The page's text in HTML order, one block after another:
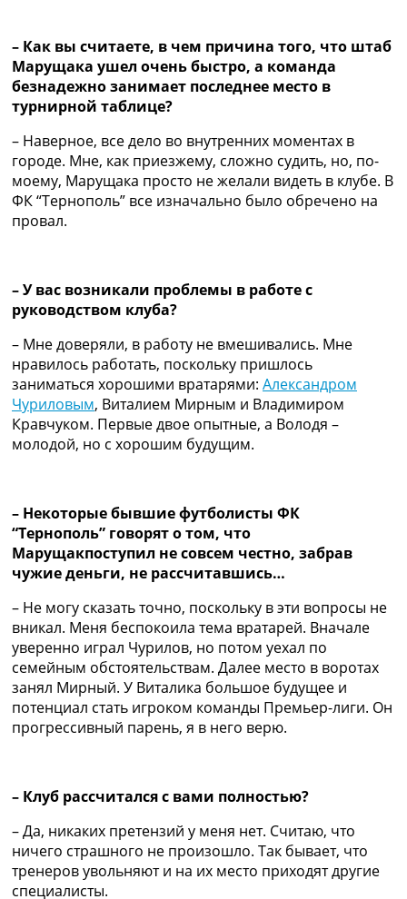
– Как вы считаете, в чем причина того, что штаб
Марущака ушел очень быстро, а команда
безнадежно занимает последнее место в
турнирной таблице?
– Наверное, все дело во внутренних моментах в
городе. Мне, как приезжему, сложно судить, но, по-
моему, Марущака просто не желали видеть в клубе. В
ФК “Тернополь” все изначально было обречено на
провал.
– У вас возникали проблемы в работе с
руководством клуба?
– Мне доверяли, в работу не вмешивались. Мне
нравилось работать, поскольку пришлось
заниматься хорошими вратарями: Александром
Чуриловым, Виталием Мирным и Владимиром
Кравчуком. Первые двое опытные, а Володя –
молодой, но с хорошим будущим.
– Некоторые бывшие футболисты ФК
“Тернополь” говорят о том, что
Марущакпоступил не совсем честно, забрав
чужие деньги, не рассчитавшись…
– Не могу сказать точно, поскольку в эти вопросы не
вникал. Меня беспокоила тема вратарей. Вначале
уверенно играл Чурилов, но потом уехал по
семейным обстоятельствам. Далее место в воротах
занял Мирный. У Виталика большое будущее и
потенциал стать игроком команды Премьер-лиги. Он
прогрессивный парень, я в него верю.
– Клуб рассчитался с вами полностью?
– Да, никаких претензий у меня нет. Считаю, что
ничего страшного не произошло. Так бывает, что
тренеров увольняют и на их место приходят другие
специалисты.